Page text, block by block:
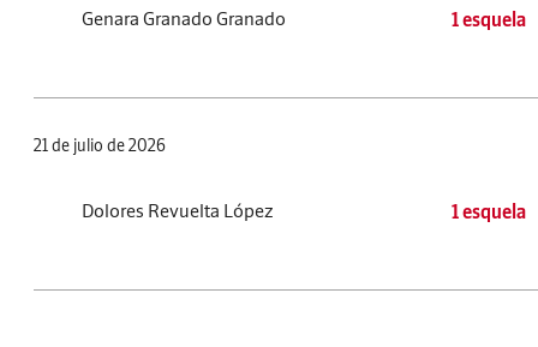
Genara Granado Granado 1 esquela
21 de julio de 2026
Dolores Revuelta López 1 esquela